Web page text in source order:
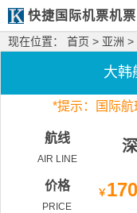
快捷国际机票机票
现在位置： 首页 > 亚洲 >
大韩
*提示：国际航
航线
AIR LINE
价格
PRICE
￥